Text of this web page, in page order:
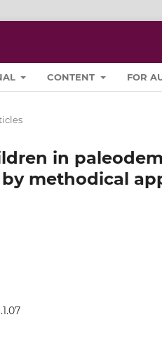
CONTENT FOR
in
methodical